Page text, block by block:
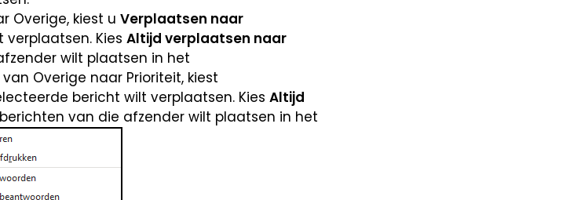
Overige, kiest u Verplaatsen naar
Kies Altijd verplaatsen naar
wilt plaatsen in het
Overige naar Prioriteit, kiest
bericht wilt verplaatsen. Kies Altijd
van die afzender wilt plaatsen in het